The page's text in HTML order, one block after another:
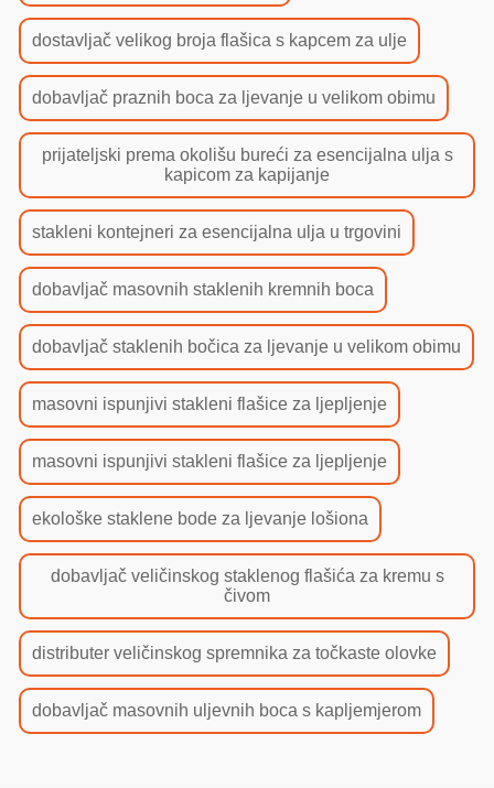
dostavljač velikog broja flašica s kapcem za ulje
dobavljač praznih boca za ljevanje u velikom obimu
prijateljski prema okolišu bureći za esencijalna ulja s
kapicom za kapijanje
stakleni kontejneri za esencijalna ulja u trgovini
dobavljač masovnih staklenih kremnih boca
dobavljač staklenih bočica za ljevanje u velikom obimu
masovni ispunjivi stakleni flašice za ljepljenje
masovni ispunjivi stakleni flašice za ljepljenje
ekološke staklene bode za ljevanje lošiona
dobavljač veličinskog staklenog flašića za kremu s
čivom
distributer veličinskog spremnika za točkaste olovke
dobavljač masovnih uljevnih boca s kapljemjerom